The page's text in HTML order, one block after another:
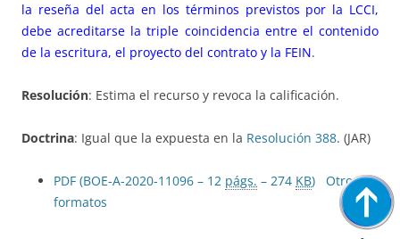
la reseña del acta en los términos previstos por la LCCI,
debe acreditarse la triple coincidencia entre el contenido
de la escritura, el proyecto del contrato y la FEIN.
Resolución: Estima el recurso y revoca la calificación.
Doctrina: Igual que la expuesta en la Resolución 388. (JAR)
PDF (BOE-A-2020-11096 – 12 págs. – 274 KB)
Otros
formatos